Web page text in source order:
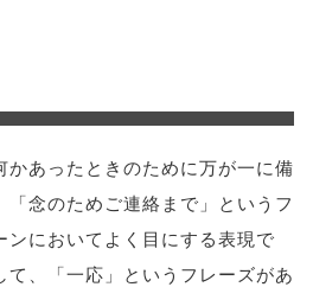
かあったときのために万が一に備
「念のためご連絡まで」というフ
ンにおいてよく目にする表現で
、「一応」というフレーズがあ